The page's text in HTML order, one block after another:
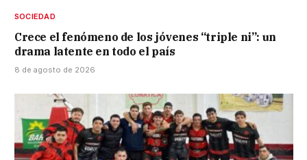
SOCIEDAD
Crece el fenómeno de los jóvenes “triple ni”: un
drama latente en todo el país
8 de agosto de 2026